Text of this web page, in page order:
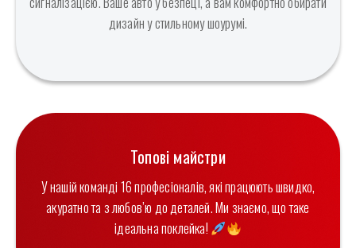
дизайн у стильному шоурумі.
Топові майстри
У нашій команді 16 професіоналів, які працюють швидко,
акуратно та з любов’ю до деталей. Ми знаємо, що таке
ідеальна поклейка!